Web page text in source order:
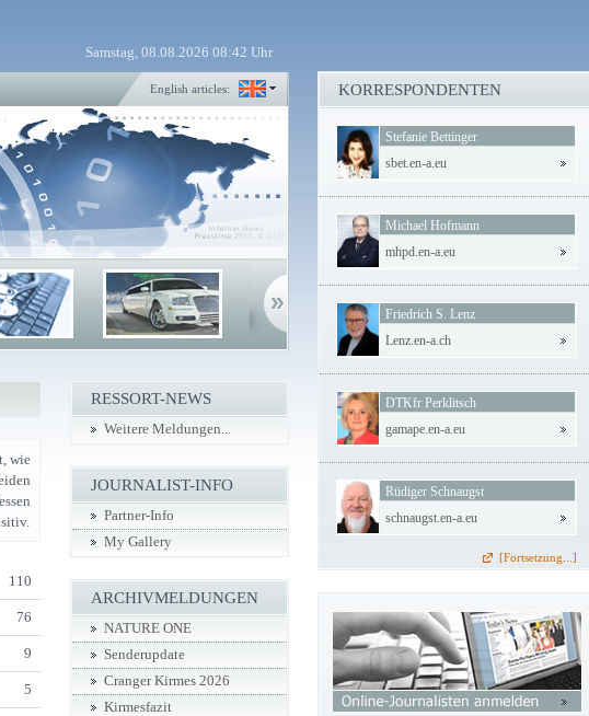
Samstag, 08.08.2026 08:42 Uhr
English articles:
wie
110
76
9
5
RESSORT-NEWS
Weitere Meldungen...
JOURNALIST-INFO
Partner-Info
My Gallery
ARCHIVMELDUNGEN
NATURE ONE
Senderupdate
Cranger Kirmes 2026
Kirmesfazit
KORRESPONDENTEN
Stefanie Bettinger
sbet.en-a.eu
Michael Hofmann
mhpd.en-a.eu
Friedrich S. Lenz
Lenz.en-a.ch
DTKfr Perklitsch
gamape.en-a.eu
Rüdiger Schnaugst
schnaugst.en-a.eu
[Fortsetzung...]